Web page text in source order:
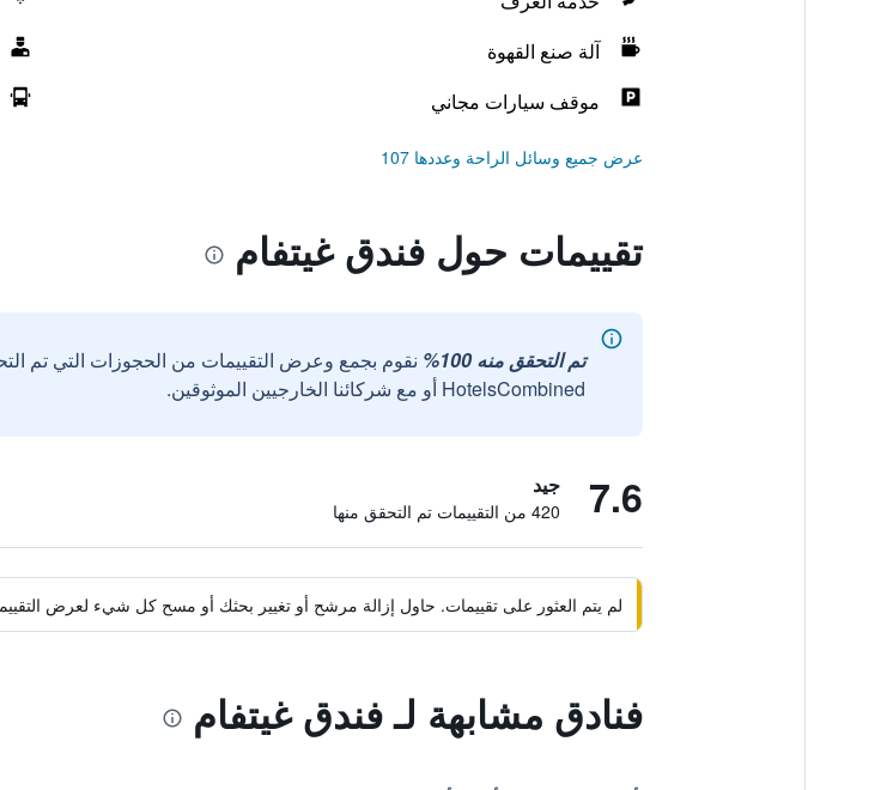
آلة صنع القهوة
موقف سيارات مجاني
عرض جميع وسائل الراحة وعددها 107
تقييمات حول فندق غيتفام
تم التحقق منه 100%
نقوم بجمع وعرض التقييمات من الحجوزات التي تم
HotelsCombined أو مع شركائنا الخارجيين الموثوقين.
7.6 جيد
420 من التقييمات تم التحقق منها
لم يتم العثور على تقييمات. حاول إزالة مرشح أو تغيير بحثك أو مسح كل شيء لعرض
فنادق مشابهة لـ فندق غيتفام